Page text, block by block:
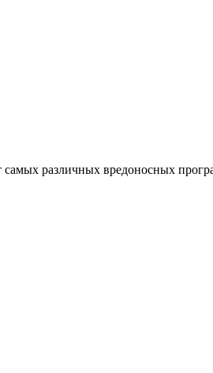
различных вредоносных